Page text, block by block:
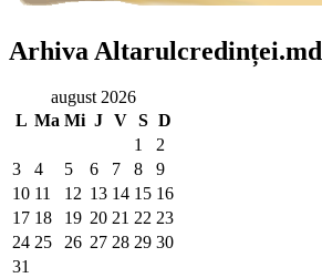
Arhiva Altarulcredinței.md
august 2026
L Ma Mi J V S D
1
2
3
4 5 6 7 8
9
10 11 12 13 14 15 16
17 18 19 20 21 22 23
24 25 26 27 28 29 30
31